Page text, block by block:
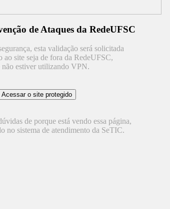
de Ataques da RedeUFSC
esta validação será solicitada
ao site seja de fora da RedeUFSC,
não estiver utilizando VPN.
de porque está vendo essa página,
no sistema de atendimento da SeTIC.